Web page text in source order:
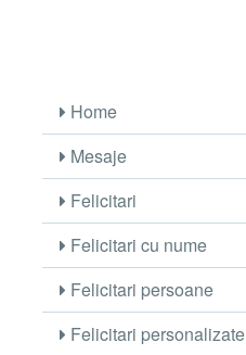
Home
Mesaje
Felicitari
Felicitari cu nume
Felicitari persoane
Felicitari personalizate